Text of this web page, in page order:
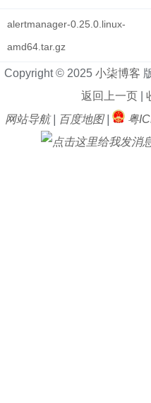
alertmanager-0.25.0.linux-
amd64.tar.gz
Copyright © 2025 小柒博客
返回上一页
网站导航| 百度地图| 粤